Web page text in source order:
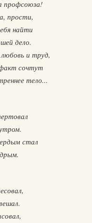
профсоюза!
прости,
найти
дело.
и труд,
сочтут
тело...
стал